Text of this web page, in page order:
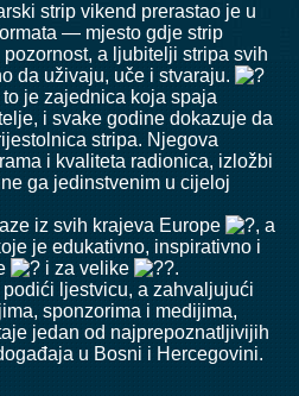
strip vikend prerastao je u
— mjesto gdje strip
a ljubitelji stripa svih
da uživaju, uče i stvaraju.
je zajednica koja spaja
i svake godine dokazuje da
stripa. Njegova
i kvaliteta radionica, izložbi
ga jedinstvenim u cijeloj
iz svih krajeva Europe
, a
je edukativno, inspirativno i
i za velike
.
ljestvicu, a zahvaljujući
sponzorima i medijima,
jedan od najprepoznatljivijih
u Bosni i Hercegovini.